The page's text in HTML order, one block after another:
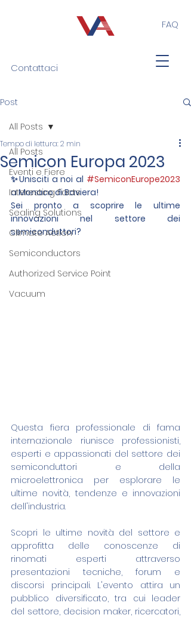
Contattaci
FAQ
Post
All Posts
Eventi e Fiere
Interesting Facts
Sealing Solutions
Climate Action
Semiconductors
Authorized Service Point
Vacuum
All Posts
Semicon Europa 2023
Tempo di lettura: 2 min
✨Unisciti a noi al #SemiconEurope2023
a Monaco di Baviera!
Sei pronto a scoprire le ultime
innovazioni nel settore dei
semiconduttori?
Questa fiera professionale di fama
internazionale riunisce professionisti,
esperti e appassionati del settore dei
semiconduttori e della
microelettronica per esplorare le
ultime novità, tendenze e innovazioni
dell'industria.
Scopri le ultime novità del settore e
approfitta delle conoscenze di
rinomati esperti attraverso
presentazioni tecniche, forum e
discorsi principali. L'evento attira un
pubblico diversificato, tra cui leader
del settore, decision maker, ricercatori,